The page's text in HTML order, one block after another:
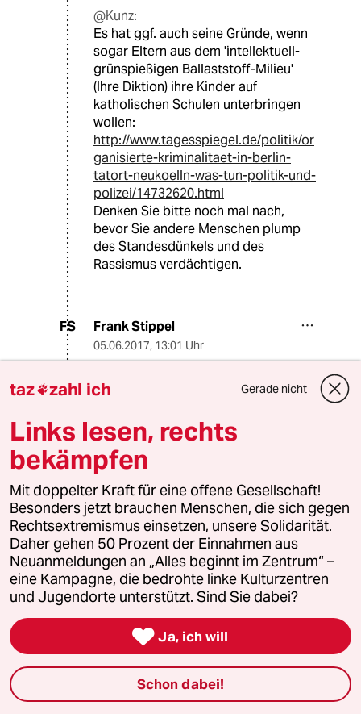
@Kunz:
Es hat ggf. auch seine Gründe, wenn
sogar Eltern aus dem 'intellektuell-
grünspießigen Ballaststoff-Milieu'
(Ihre Diktion) ihre Kinder auf
katholischen Schulen unterbringen
wollen:
http://www.tagesspiegel.de/politik/or
ganisierte-kriminalitaet-in-berlin-
tatort-neukoelln-was-tun-politik-und-
polizei/14732620.html
Denken Sie bitte noch mal nach,
bevor Sie andere Menschen plump
des Standesdünkels und des
Rassismus verdächtigen.
FS Frank Stippel
05.06.2017, 13:01 Uhr
Woher beziehen sie ihre kruden
Elternbeirat vertreten und haben
schlechte Erfahrungen gemacht?
Oder sind sie Kommunalpolitiker der
sich intensiv mit der regionalen
Schulpolitik beschäftigt? Oder haben
sie einfach was gegen christliche
Religionsgemeinschaften, Grüne,
Bürger und Spießer?
3G 30404 (Profil gelöscht)
05.06.2017, 11:02 Uhr
@Kunz:
Ich vermute dass Sie kinderlos sind.
Auf die Idee, dass diesen Eltern das
taz zahl ich Gerade nicht
Links lesen, rechts
bekämpfen
Mit doppelter Kraft für eine offene Gesellschaft!
Besonders jetzt brauchen Menschen, die sich gegen
Rechtsextremismus einsetzen, unsere Solidarität.
Daher gehen 50 Prozent der Einnahmen aus
Neuanmeldungen an „Alles beginnt im Zentrum“ –
eine Kampagne, die bedrohte linke Kulturzentren
und Jugendorte unterstützt. Sind Sie dabei?
 Ja, ich will
Schon dabei!